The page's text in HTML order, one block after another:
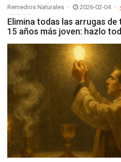
Remedios Naturales 2026-02-04
Elimina todas las arrugas
15 años más joven: hazlo